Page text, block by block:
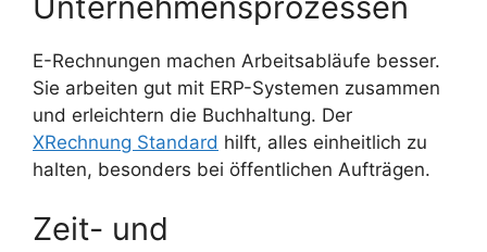
E-Rechnungen machen Arbeitsabläufe besser.
Sie arbeiten gut mit ERP-Systemen zusammen
und erleichtern die Buchhaltung. Der
XRechnung Standard hilft, alles einheitlich zu
halten, besonders bei öffentlichen Aufträgen.
Zeit- und